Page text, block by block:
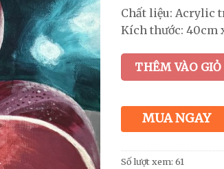
Chất liệu: Acrylic
Kích thước: 40cm
THÊM VÀO GIỎ
MUA NGAY
Số lượt xem: 61